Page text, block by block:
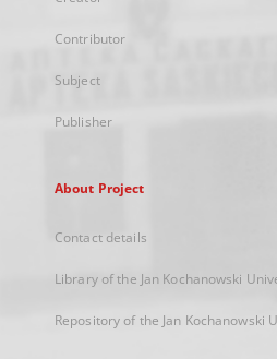
Contributor
Subject
Publisher
About Project
Contact details
Library of the Jan Kochanowski
Repository of the Jan Kochanowski